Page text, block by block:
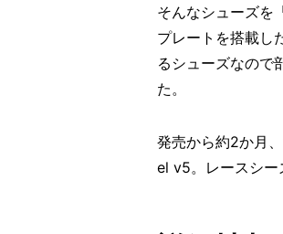
そんなシューズを
プレートを搭載し
るシューズなので
た。
発売から約2か月
el v5。レースシー